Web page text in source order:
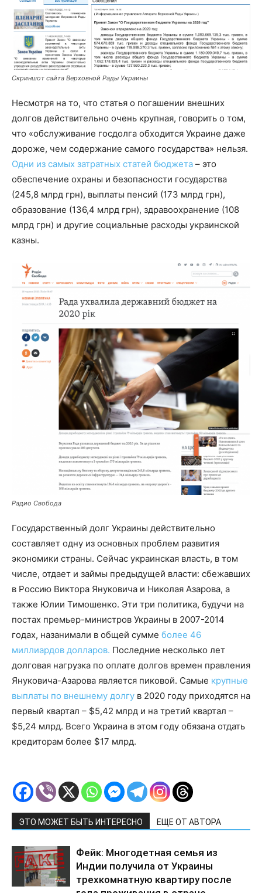
Скриншот сайта Верховной Рады Украины
Несмотря на то, что статья о погашении внешних
долгов действительно очень крупная, говорить о том,
что «обслуживание госдолга обходится Украине даже
дороже, чем содержание самого государства» нельзя.
Одни из самых затратных статей бюджета – это
обеспечение охраны и безопасности государства
(245,8 млрд грн), выплаты пенсий (173 млрд грн),
образование (136,4 млрд грн), здравоохранение (108
млрд грн) и другие социальные расходы украинской
казны.
Радио Свобода
Государственный долг Украины действительно
составляет одну из основных проблем развития
экономики страны. Сейчас украинская власть, в том
числе, отдает и займы предыдущей власти: сбежавших
в Россию Виктора Януковича и Николая Азарова, а
также Юлии Тимошенко. Эти три политика, будучи на
постах премьер-министров Украины в 2007-2014
годах, назанимали в общей сумме более 46
миллиардов долларов. Последние несколько лет
долговая нагрузка по оплате долгов времен правления
Януковича-Азарова является пиковой. Самые крупные
выплаты по внешнему долгу в 2020 году приходятся на
первый квартал – $5,42 млрд и на третий квартал –
$5,24 млрд. Всего Украина в этом году обязана отдать
кредиторам более $17 млрд.
ЭТО МОЖЕТ БЫТЬ ИНТЕРЕСНО ЕЩЕ ОТ АВТОРА
Фейк: Многодетная семья из
Индии получила от Украины
трехкомнатную квартиру после